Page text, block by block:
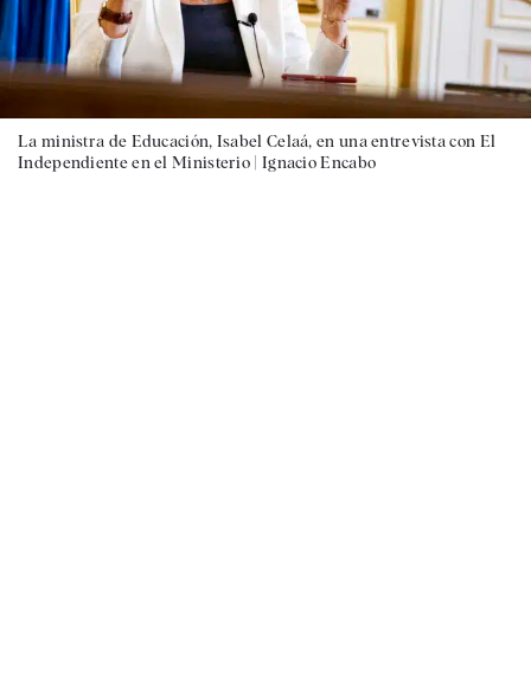
La ministra de Educación, Isabel Celaá, en una entrevista con El
Independiente en el Ministerio | Ignacio Encabo